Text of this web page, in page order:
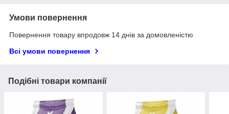
Умови повернення
Повернення товару впродовж 14 днів за домовленістю
Всі умови повернення
Подібні товари компанії